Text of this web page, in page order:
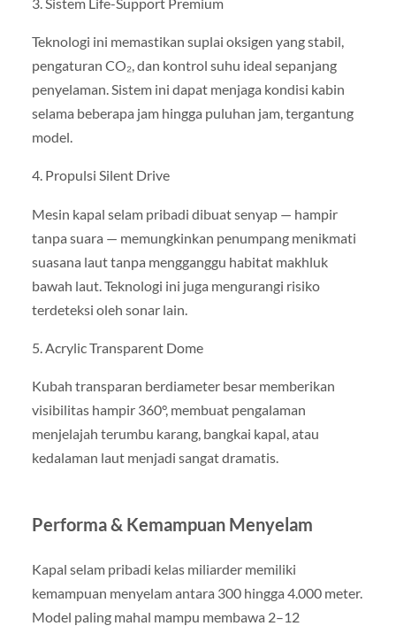
Teknologi ini memastikan suplai oksigen yang stabil,
pengaturan CO₂, dan kontrol suhu ideal sepanjang
penyelaman. Sistem ini dapat menjaga kondisi kabin
selama beberapa jam hingga puluhan jam, tergantung
model.
4. Propulsi Silent Drive
Mesin kapal selam pribadi dibuat senyap — hampir
tanpa suara — memungkinkan penumpang menikmati
suasana laut tanpa mengganggu habitat makhluk
bawah laut. Teknologi ini juga mengurangi risiko
terdeteksi oleh sonar lain.
5. Acrylic Transparent Dome
Kubah transparan berdiameter besar memberikan
visibilitas hampir 360°, membuat pengalaman
menjelajah terumbu karang, bangkai kapal, atau
kedalaman laut menjadi sangat dramatis.
Performa & Kemampuan Menyelam
Kapal selam pribadi kelas miliarder memiliki
kemampuan menyelam antara 300 hingga 4.000 meter.
Model paling mahal mampu membawa 2–12